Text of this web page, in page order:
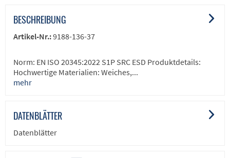
BESCHREIBUNG
Artikel-Nr.:9188-136-37
Norm: EN ISO 20345:2022 S1P SRC ESD Produktdetails:
Hochwertige Materialien: Weiches,...
mehr
DATENBLÄTTER
Datenblätter